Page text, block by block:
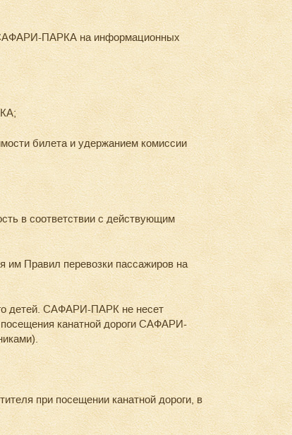
САФАРИ-ПАРКА на информационных
билета и удержанием комиссии
в соответствии с действующим
Правил перевозки пассажиров на
детей. САФАРИ-ПАРК не несет
канатной дороги САФАРИ-
при посещении канатной дороги, в